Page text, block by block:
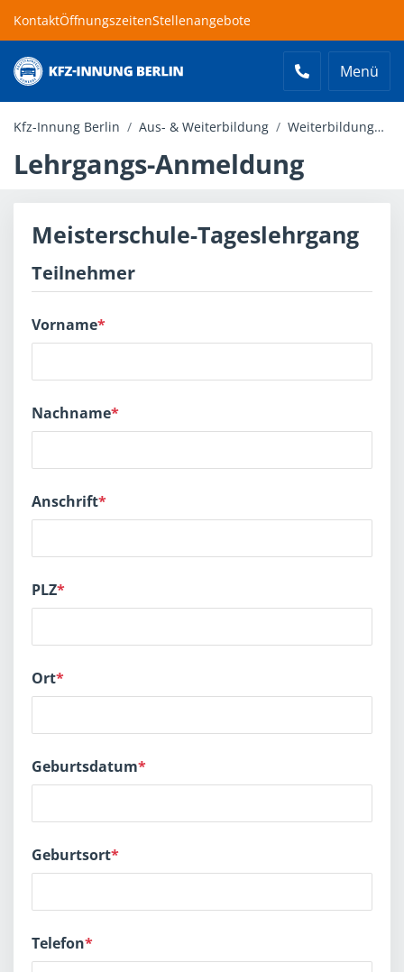
KontaktÖffnungszeitenStellenangebote
Kfz-Innung Berlin
Menü
Kfz-Innung Berlin Aus- & Weiterbildung Weiterbildung
Lehrgangs-Anmeldung
Meisterschule-Tageslehrgang
Teilnehmer
Vorname*
Nachname*
Anschrift*
PLZ*
Ort*
Geburtsdatum*
Geburtsort*
Telefon*